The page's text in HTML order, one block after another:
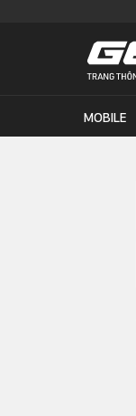
MOBILE